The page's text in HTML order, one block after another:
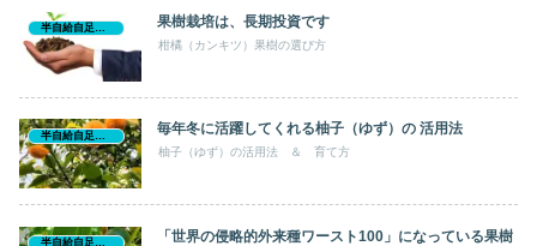
半自給自足生活 果樹栽培は、長期投資です
柑橘（カンキツ）果樹の選び方
毎年冬に活躍してくれる柚子（ゆず）の 活用法
柚子（ゆず）の活用法 ＆ 育て方
「世界の侵略的外来種ワースト100」になっている果樹